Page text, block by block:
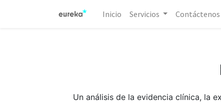
Inicio Servicios Contáctenos
Un análisis de la evidencia clínica, la